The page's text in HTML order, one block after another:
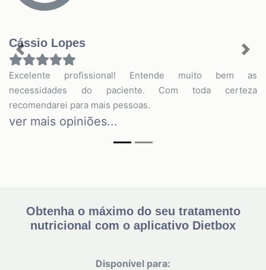
Cássio Lopes
Excelente profissional! Entende muito bem as
necessidades do paciente. Com toda certeza
recomendarei para mais pessoas.
ver mais opiniões...
Previous Next
Obtenha o máximo do seu tratamento
nutricional com o aplicativo Dietbox
Disponível para: